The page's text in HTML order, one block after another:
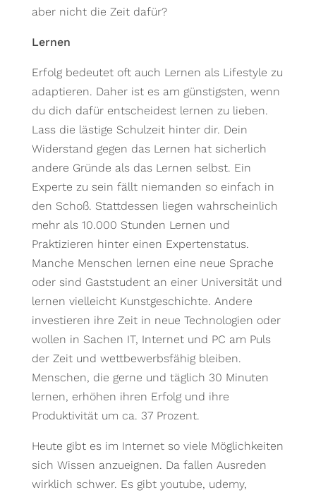
aber nicht die Zeit dafür?
Lernen
Erfolg bedeutet oft auch Lernen als Lifestyle zu
adaptieren. Daher ist es am günstigsten, wenn
du dich dafür entscheidest lernen zu lieben.
Lass die lästige Schulzeit hinter dir. Dein
Widerstand gegen das Lernen hat sicherlich
andere Gründe als das Lernen selbst. Ein
Experte zu sein fällt niemanden so einfach in
den Schoß. Stattdessen liegen wahrscheinlich
mehr als 10.000 Stunden Lernen und
Praktizieren hinter einen Expertenstatus.
Manche Menschen lernen eine neue Sprache
oder sind Gaststudent an einer Universität und
lernen vielleicht Kunstgeschichte. Andere
investieren ihre Zeit in neue Technologien oder
wollen in Sachen IT, Internet und PC am Puls
der Zeit und wettbewerbsfähig bleiben.
Menschen, die gerne und täglich 30 Minuten
lernen, erhöhen ihren Erfolg und ihre
Produktivität um ca. 37 Prozent.
Heute gibt es im Internet so viele Möglichkeiten
sich Wissen anzueignen. Da fallen Ausreden
wirklich schwer. Es gibt youtube, udemy,